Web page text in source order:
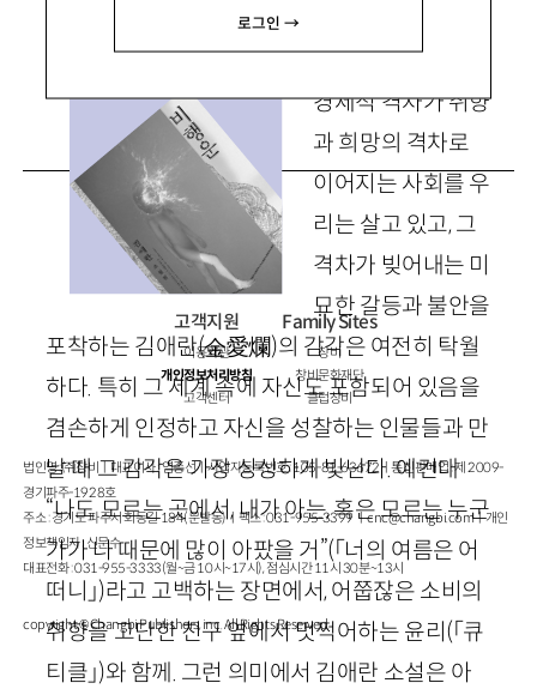
로그인 →
경제적 격차가 취향
과 희망의 격차로
이어지는 사회를 우
리는 살고 있고, 그
격차가 빚어내는 미
묘한 갈등과 불안을
포착하는 김애란(金愛爛)의 감각은 여전히 탁월
하다. 특히 그 세계 속에 자신도 포함되어 있음을
겸손하게 인정하고 자신을 성찰하는 인물들과 만
날 때 그 감각은 가장 싱싱하게 빛난다. 예컨대
“나도 모르는 곳에서, 내가 아는, 혹은 모르는 누군
가가 나 때문에 많이 아팠을 거”(「 너의 여름은 어
떠니 」)라고 고백하는 장면에서, 어쭙잖은 소비의
취향을 고단한 친구 옆에서 멋쩍어하는 윤리 (「 큐
티클 」)와 함께. 그런 의미에서 김애란 소설은 아
고객지원
이용약관
개인정보처리방침
고객센터
Family Sites
창비
창비문화재단
클럽창비
법인명 : ㈜창비ㅣ대표이사 : 염종선ㅣ사업자등록번호 : 105-81-63672ㅣ통신판매업 : 제 2009-
경기파주-1928호
주소 : 경기도 파주시 회동길 184(문발동)ㅣ팩스 : 031-955-3399 ㅣcnc@changbi.comㅣ개인
정보책임자 : 신문수
대표전화 : 031-955-3333(월~금 10시~17시), 점심시간 11시 30분~13시
copyright © Changbi Publishers, inc. All Rights Reserved.